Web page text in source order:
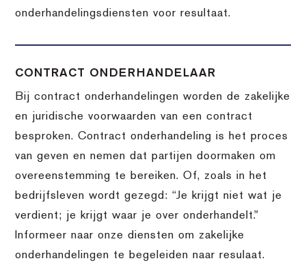
onderhandelingsdiensten voor resultaat.
CONTRACT ONDERHANDELAAR
Bij contract onderhandelingen worden de zakelijke
en juridische voorwaarden van een contract
besproken. Contract onderhandeling is het proces
van geven en nemen dat partijen doormaken om
overeenstemming te bereiken. Of, zoals in het
bedrijfsleven wordt gezegd: “Je krijgt niet wat je
verdient; je krijgt waar je over onderhandelt.”
Informeer naar onze diensten om zakelijke
onderhandelingen te begeleiden naar resulaat.